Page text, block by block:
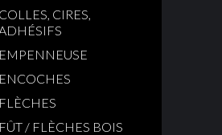
COLLES, CIRES,
EMPENNEUSE
ENCOCHES
FLÈCHES
FÛT / FLÈCHES BOIS